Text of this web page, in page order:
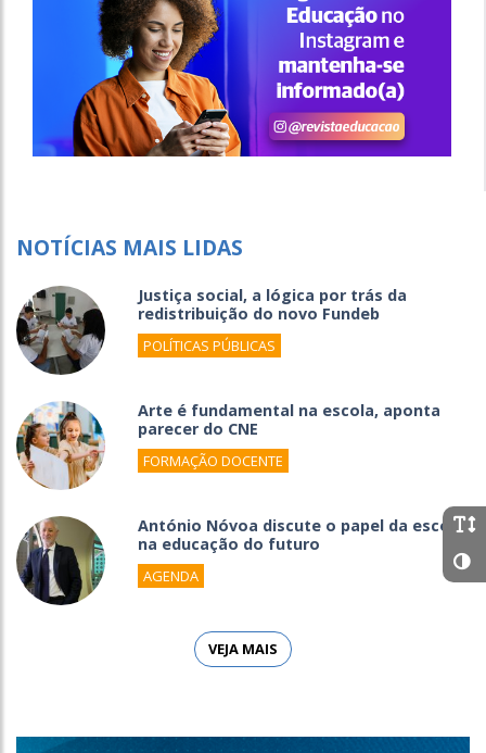
NOTÍCIAS MAIS LIDAS
Justiça social, a lógica por trás da
redistribuição do novo Fundeb
POLÍTICAS PÚBLICAS
Arte é fundamental na escola, aponta
parecer do CNE
FORMAÇÃO DOCENTE
António Nóvoa discute o papel da escola
na educação do futuro
AGENDA
VEJA MAIS